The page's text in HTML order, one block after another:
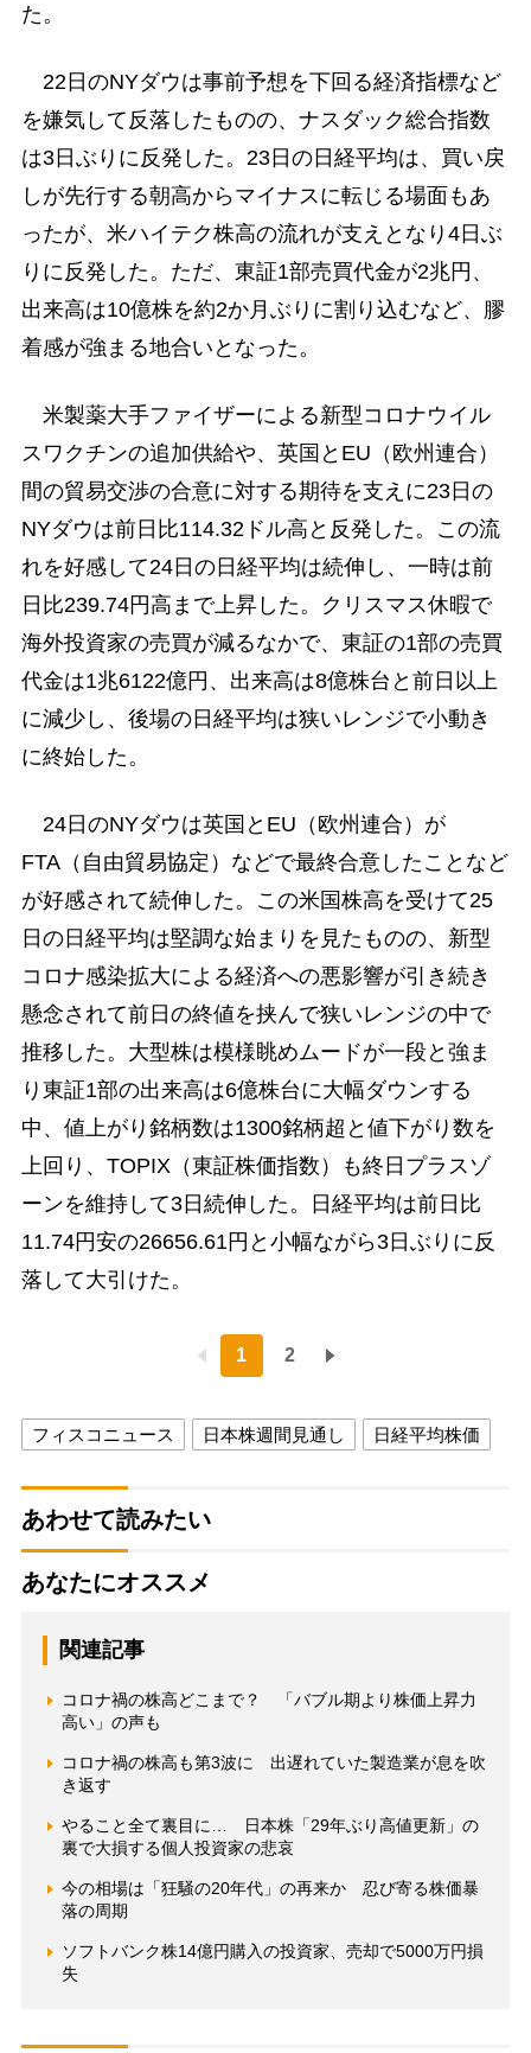
た。
22日のNYダウは事前予想を下回る経済指標など
を嫌気して反落したものの、ナスダック総合指数
は3日ぶりに反発した。23日の日経平均は、買い戻
しが先行する朝高からマイナスに転じる場面もあ
ったが、米ハイテク株高の流れが支えとなり4日ぶ
りに反発した。ただ、東証1部売買代金が2兆円、
出来高は10億株を約2か月ぶりに割り込むなど、膠
着感が強まる地合いとなった。
米製薬大手ファイザーによる新型コロナウイル
スワクチンの追加供給や、英国とEU（欧州連合）
間の貿易交渉の合意に対する期待を支えに23日の
NYダウは前日比114.32ドル高と反発した。この流
れを好感して24日の日経平均は続伸し、一時は前
日比239.74円高まで上昇した。クリスマス休暇で
海外投資家の売買が減るなかで、東証の1部の売買
代金は1兆6122億円、出来高は8億株台と前日以上
に減少し、後場の日経平均は狭いレンジで小動き
に終始した。
24日のNYダウは英国とEU（欧州連合）が
FTA（自由貿易協定）などで最終合意したことなど
が好感されて続伸した。この米国株高を受けて25
日の日経平均は堅調な始まりを見たものの、新型
コロナ感染拡大による経済への悪影響が引き続き
懸念されて前日の終値を挟んで狭いレンジの中で
推移した。大型株は模様眺めムードが一段と強ま
り東証1部の出来高は6億株台に大幅ダウンする
中、値上がり銘柄数は1300銘柄超と値下がり数を
上回り、TOPIX（東証株価指数）も終日プラスゾ
ーンを維持して3日続伸した。日経平均は前日比
11.74円安の26656.61円と小幅ながら3日ぶりに反
落して大引けた。
1 2
フィスコニュース 日本株週間見通し 日経平均株価
あわせて読みたい
あなたにオススメ
関連記事
コロナ禍の株高どこまで？ 「バブル期より株価上昇力
高い」の声も
コロナ禍の株高も第3波に 出遅れていた製造業が息を吹
き返す
やること全て裏目に… 日本株「29年ぶり高値更新」の
裏で大損する個人投資家の悲哀
今の相場は「狂騒の20年代」の再来か 忍び寄る株価暴
落の周期
ソフトバンク株14億円購入の投資家、売却で5000万円損
失